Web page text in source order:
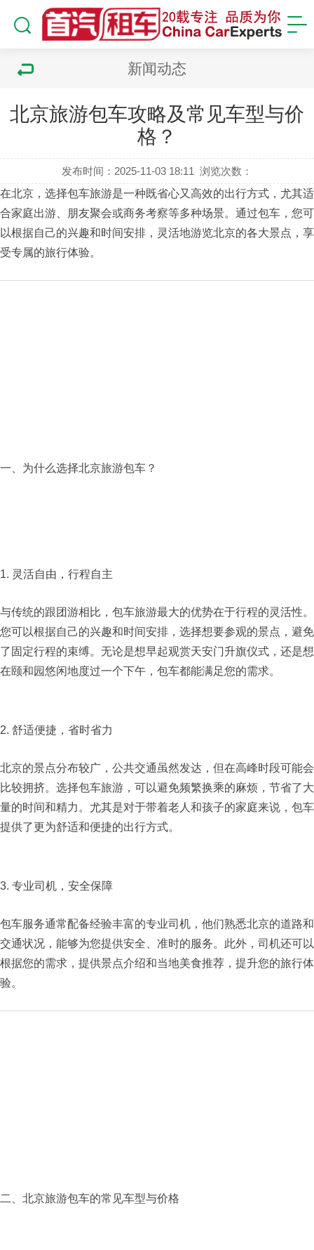
新闻动态
北京旅游包车攻略及常见车型与价
格？
发布时间：2025-11-03 18:11 浏览次数：
在北京，选择包车旅游是一种既省心又高效的出行方式，尤其适
合家庭出游、朋友聚会或商务考察等多种场景。​通过包车，您可
以根据自己的兴趣和时间安排，灵活地游览北京的各大景点，享
受专属的旅行体验。​
一、为什么选择北京旅游包车 ？
1. 灵活自由，行程自主
与传统的跟团游相比，包车旅游最大的优势在于行程的灵活性。​
您可以根据自己的兴趣和时间安排，选择想要参观的景点，避免
了固定行程的束缚。​无论是想早起观赏天安门升旗仪式，还是想
在颐和园悠闲地度过一个下午，包车都能满足您的需求。​
2. 舒适便捷，省时省力
北京的景点分布较广，公共交通虽然发达，但在高峰时段可能会
比较拥挤。选择包车旅游，可以避免频繁换乘的麻烦，节省了大
量的时间和精力。尤其是对于带着老人和孩子的家庭来说，包车
提供了更为舒适和便捷的出行方式。​
3. 专业司机，安全保障
包车服务通常配备经验丰富的专业司机，他们熟悉北京的道路和
交通状况，能够为您提供安全、准时的服务。此外，司机还可以
根据您的需求，提供景点介绍和当地美食推荐，提升您的旅行体
验。​
二、 北京旅游包车的常见车型与价格